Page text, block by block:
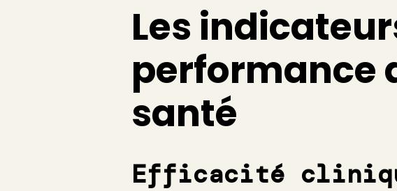
Les
performance
santé
Efficacité